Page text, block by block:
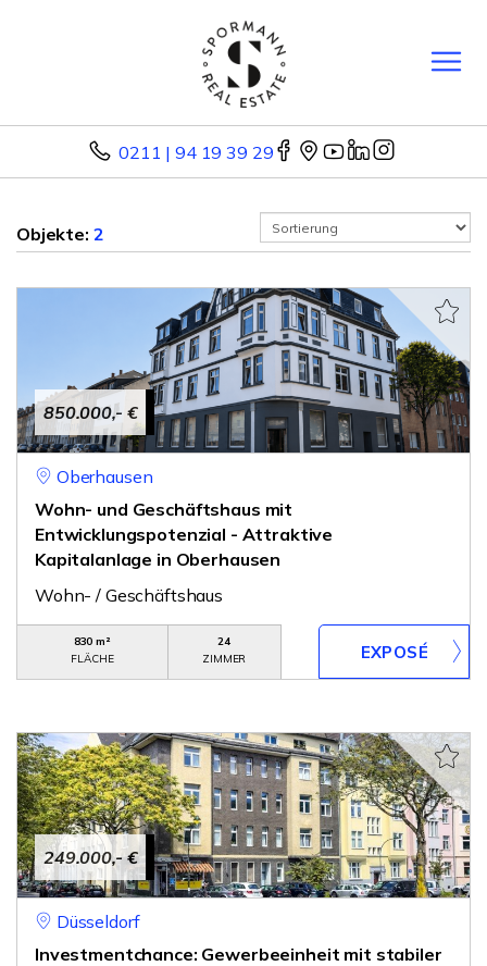
0211 | 94 19 39 29
Objekte: 2
850.000,- €
Oberhausen
Wohn- und Geschäftshaus mit
Entwicklungspotenzial - Attraktive
Kapitalanlage in Oberhausen
Wohn- / Geschäftshaus
830 m²
FLÄCHE
24
ZIMMER
249.000,- €
Düsseldorf
Investmentchance: Gewerbeeinheit mit stabiler